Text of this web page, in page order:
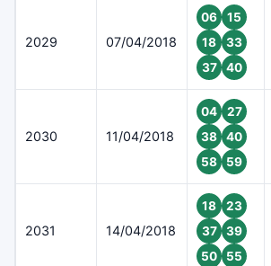
2029 07/04/2018
06
15
18
33
37
40
2030 11/04/2018
04
27
38
40
58
59
2031 14/04/2018
18
23
37
39
50
55